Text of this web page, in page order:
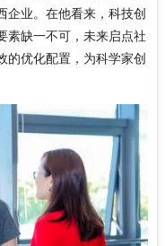
企业。在他看来，科技创
素缺一不可，未来启点社
的优化配置，为科学家创